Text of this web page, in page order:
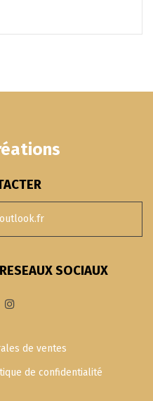
SOCIAUX
de ventes
de confidentialité